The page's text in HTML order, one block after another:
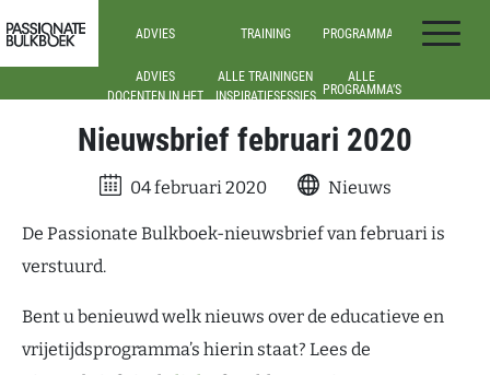
Passionate Bulkboek
ADVIES
ADVIES
DOCENTEN IN HET
DOCENTEN IN HET
MBO
LEESCONSULENTEN
TRAINING
ALLE TRAININGEN
INSPIRATIESESSIES
PROGRAMMA’S
ALLE
PROGRAMMA’S
BOVENBOUW
(VO)
Nieuwsbrief februari 2020
04 februari 2020 Nieuws
De Passionate Bulkboek-nieuwsbrief van februari is
verstuurd.
Bent u benieuwd welk nieuws over de educatieve en
vrijetijdsprogramma’s hierin staat? Lees de